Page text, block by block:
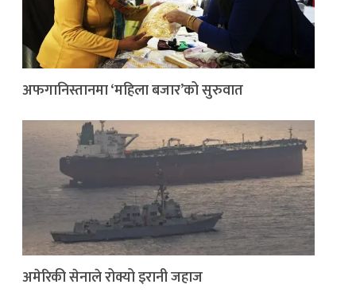
अफगानिस्तानमा ‘महिला बजार’को सुरुवात
अमेरिकी सेनाले रोक्यो इरानी जहाज